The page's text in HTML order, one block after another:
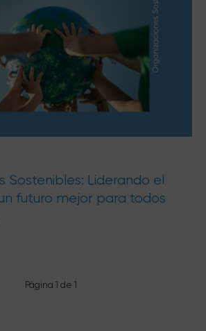
Sostenibles: Liderando el
futuro mejor para todos
Página 1 de 1